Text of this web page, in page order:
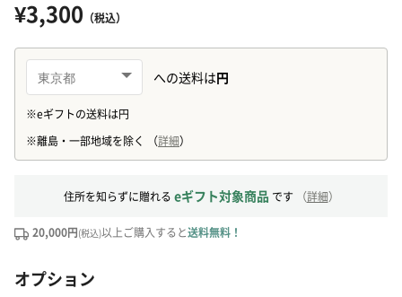
¥3,300 （税込）
住所を知らずに贈れる eギフト対象商品 です （詳細）
20,000円(税込)以上ご購入すると送料無料！
オプション